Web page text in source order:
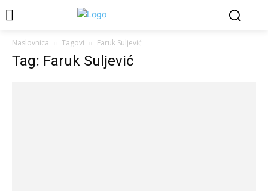
Naslovnica Tagovi Faruk Suljević
Tag: Faruk Suljević